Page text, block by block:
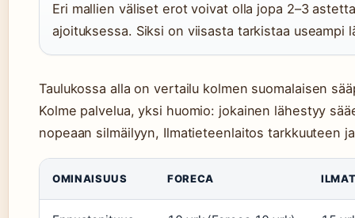
Eri mallien väliset erot voivat olla jopa 2–3
ajoituksessa. Siksi on viisasta tarkistaa useampi
Taulukossa alla on vertailu kolmen suomalaisen
Kolme palvelua, yksi huomio: jokainen lähestyy
nopeaan silmäilyyn, Ilmatieteenlaitos tarkkuuteen
OMINAISUUS FORECA